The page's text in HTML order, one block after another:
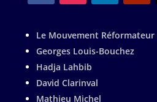
Le Mouvement Réformateur
Georges Louis-Bouchez
Hadja Lahbib
David Clarinval
Mathieu Michel